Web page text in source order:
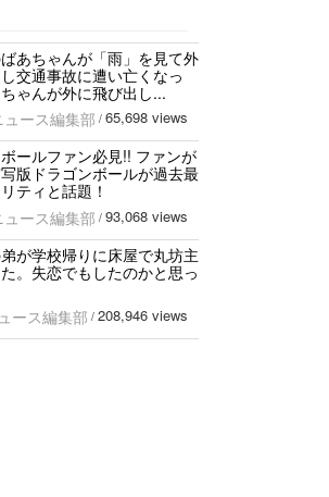
あちゃんが「雨」を見て外
交通事故に遭い亡くなっ
ゃんが外に飛び出し...
ース編集部 / 65,698 views
ボールファン必見!! ファンが
版ドラゴンボールが過去最
ティと話題！
ース編集部 / 93,068 views
が学校帰りに床屋で丸坊主
。失恋でもしたのかと思っ
ース編集部 / 208,946 views